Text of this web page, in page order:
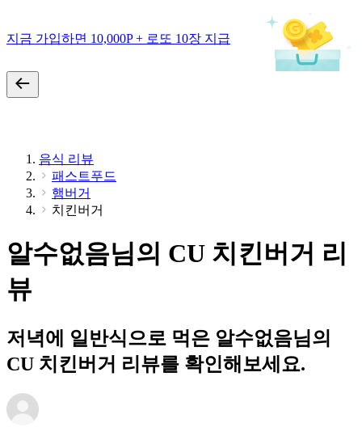
지금 가입하면 10,000P + 로또 10장 지급
음식 리뷰
패스트푸드
햄버거
치킨버거
알수없음님의 CU 치킨버거 리
뷰
저녁에 일반식으로 먹은 알수없음님의
CU 치킨버거 리뷰를 확인해보세요.